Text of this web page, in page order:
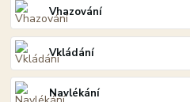
Vhazování
Vkládání
Navlékání